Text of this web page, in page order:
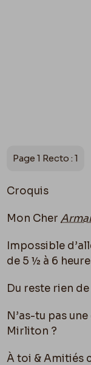
Page 1 Recto : 1
Croquis
Mon Cher
Impossible
de 5 ½ à 6
Du reste rien
N’as-tu pas
Mirliton ?
À toi & Amitiés